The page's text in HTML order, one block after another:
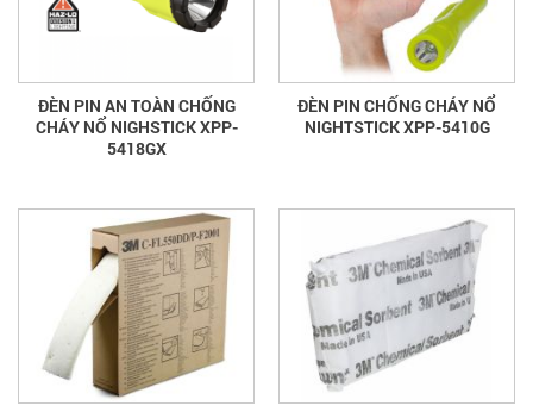
ĐÈN PIN AN TOÀN CHỐNG
CHÁY NỔ NIGHSTICK XPP-
5418GX
ĐÈN PIN CHỐNG CHÁY NỔ
NIGHTSTICK XPP-5410G